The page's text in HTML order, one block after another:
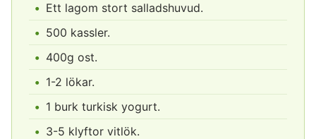
Ett lagom stort salladshuvud.
500 kassler.
400g ost.
1-2 lökar.
1 burk turkisk yogurt.
3-5 klyftor vitlök.